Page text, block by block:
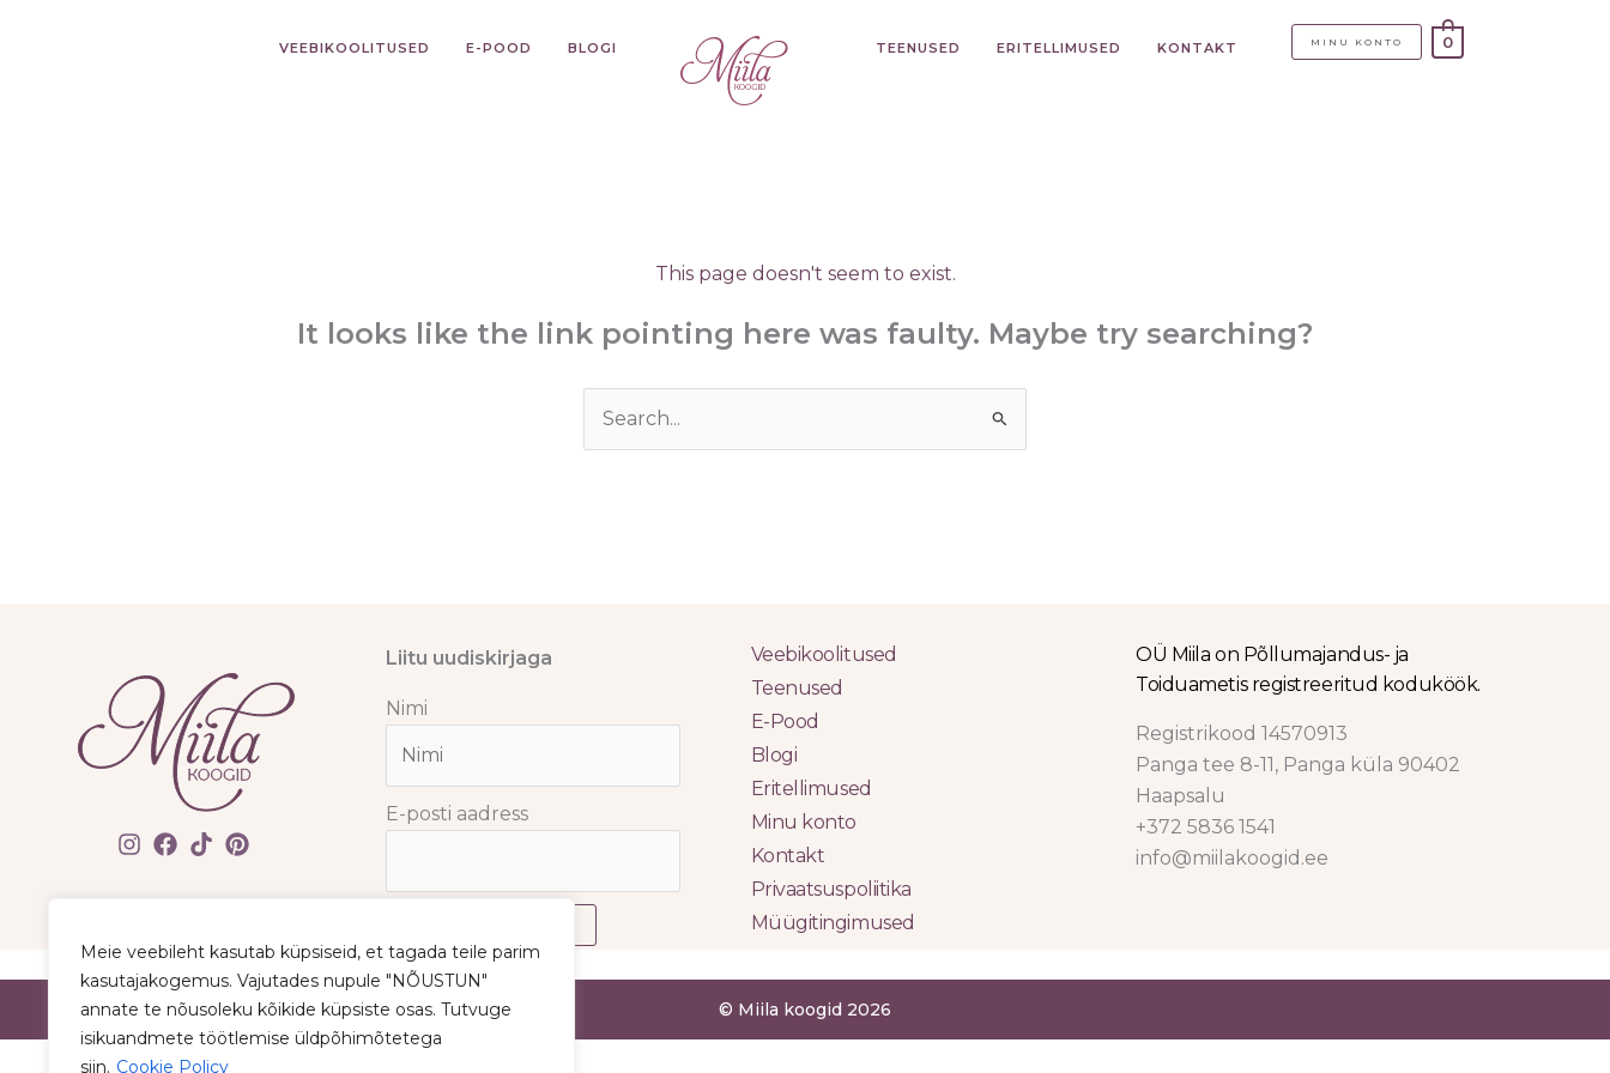
Meie veebileht kasutab küpsiseid, et tagada teile parim
kasutajakogemus. Vajutades nupule "NÕUSTUN"
annate te nõusoleku kõikide küpsiste osas. Tutvuge
isikuandmete töötlemise üldpõhimõtetega
siin. Cookie Policy
VEEBIKOOLITUSED E-POOD BLOGI TEENUSED ERITELLIMUSED KONTAKT MINU KONTO 0
This page doesn't seem to exist.
It looks like the link pointing here was faulty. Maybe try searching?
Search
for:
Liitu uudiskirjaga
Nimi
E-posti aadress
Veebikoolitused
Teenused
E-Pood
Blogi
Eritellimused
Minu konto
Kontakt
Privaatsuspoliitika
Müügitingimused
OÜ Miila on Põllumajandus- ja
Toiduametis registreeritud koduköök.
Registrikood 14570913
Panga tee 8-11, Panga küla 90402
Haapsalu
+372 5836 1541
info@miilakoogid.ee
© Miila koogid 2026